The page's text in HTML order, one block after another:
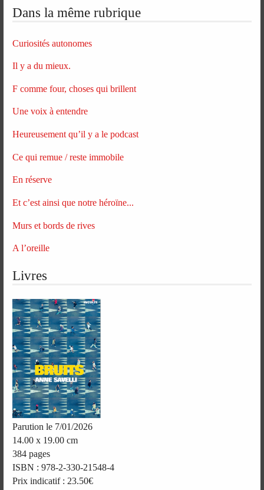
Dans la même rubrique
Curiosités autonomes
Il y a du mieux.
F comme four, choses qui brillent
Une voix à entendre
Heureusement qu’il y a le podcast
Ce qui remue / reste immobile
En réserve
Et c’est ainsi que notre héroïne...
Murs et bords de rives
A l’oreille
Livres
Parution le 7/01/2026
14.00 x 19.00 cm
384 pages
ISBN : 978-2-330-21548-4
Prix indicatif : 23.50€